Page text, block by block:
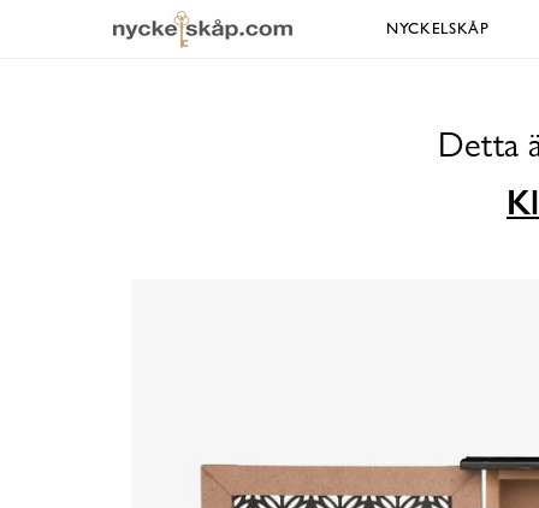
NYCKELSKÅP
Detta